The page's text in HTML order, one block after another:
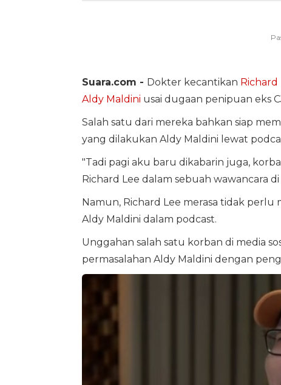
Suara.com - Dokter kecantikan Richard
Aldy Maldini usai dugaan penipuan eks
Salah satu dari mereka bahkan siap
yang dilakukan Aldy Maldini lewat
"Tadi pagi aku baru dikabarin juga,
Richard Lee dalam sebuah wawancara
Namun, Richard Lee merasa tidak
Aldy Maldini dalam podcast.
Unggahan salah satu korban di media
permasalahan Aldy Maldini dengan